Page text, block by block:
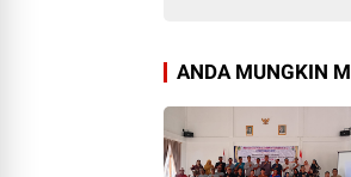
ANDA MUNGKIN